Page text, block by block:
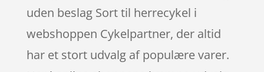
uden beslag Sort til herrecykel i
webshoppen Cykelpartner, der altid
har et stort udvalg af populære varer.